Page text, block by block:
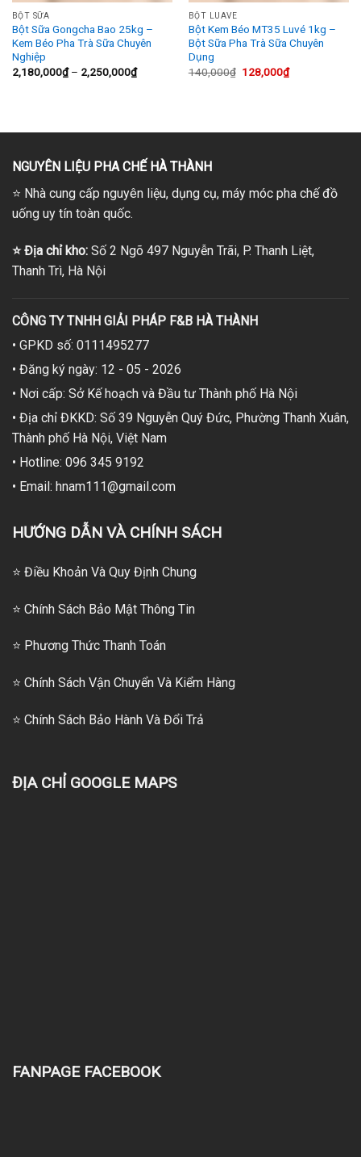
BỘT SỮA
Bột Sữa Gongcha Bao 25kg –
Kem Béo Pha Trà Sữa Chuyên
Nghiệp
2,180,000₫ – 2,250,000₫Khoảng
giá:
BỘT LUAVE
Bột Kem Béo MT35 Luvé 1kg –
Bột Sữa Pha Trà Sữa Chuyên
Dụng
140,000₫ Giá
128,000₫Giá
hiện
NGUYÊN LIỆU PHA CHẾ HÀ THÀNH
⭐ Nhà cung cấp nguyên liệu, dụng cụ, máy móc pha chế đồ
uống uy tín toàn quốc.
⭐Địa chỉ kho: Số 2 Ngõ 497 Nguyễn Trãi, P. Thanh Liệt,
Thanh Trì, Hà Nội
CÔNG TY TNHH GIẢI PHÁP F&B HÀ THÀNH
• GPKD số: 0111495277
• Đăng ký ngày: 12 - 05 - 2026
• Nơi cấp: Sở Kế hoạch và Đầu tư Thành phố Hà Nội
• Địa chỉ ĐKKD: Số 39 Nguyễn Quý Đức, Phường Thanh Xuân,
Thành phố Hà Nội, Việt Nam
• Hotline: 096 345 9192
• Email: hnam111@gmail.com
HƯỚNG DẪN VÀ CHÍNH SÁCH
⭐ Điều Khoản Và Quy Định Chung
⭐ Chính Sách Bảo Mật Thông Tin
⭐ Phương Thức Thanh Toán
⭐ Chính Sách Vận Chuyển Và Kiểm Hàng
⭐ Chính Sách Bảo Hành Và Đổi Trả
ĐỊA CHỈ GOOGLE MAPS
FANPAGE FACEBOOK